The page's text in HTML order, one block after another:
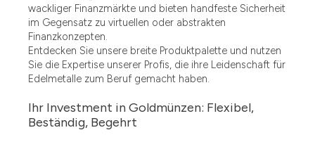
wackliger Finanzmärkte und bieten handfeste Sicherheit
im Gegensatz zu virtuellen oder abstrakten
Finanzkonzepten.
Entdecken Sie unsere breite Produktpalette und nutzen
Sie die Expertise unserer Profis, die ihre Leidenschaft für
Edelmetalle zum Beruf gemacht haben.
Ihr Investment in Goldmünzen: Flexibel,
Beständig, Begehrt